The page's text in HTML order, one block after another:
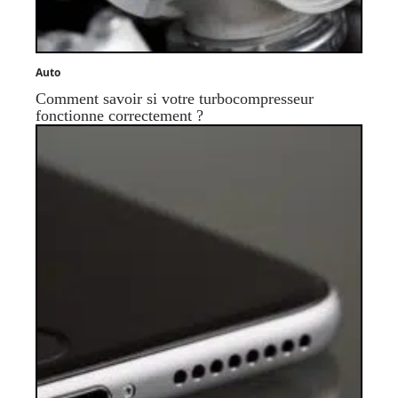
Auto
Comment savoir si votre turbocompresseur
fonctionne correctement ?